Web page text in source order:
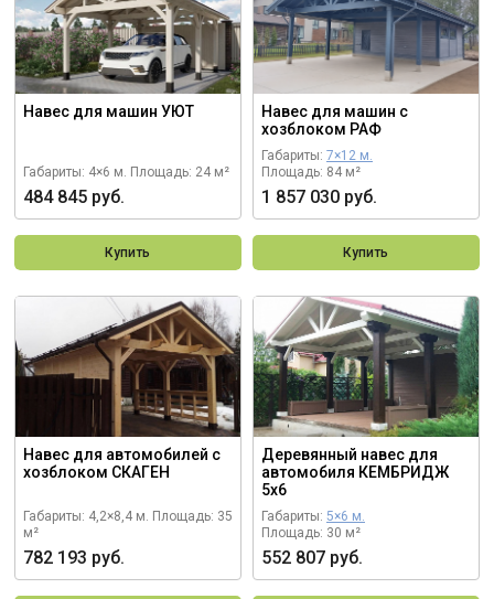
Навес для машин УЮТ
Габариты: 4×6 м. Площадь: 24 м²
484 845 руб.
Купить
Навес для машин с
хозблоком РАФ
Габариты: 7×12 м.
Площадь: 84 м²
1 857 030 руб.
Купить
Навес для автомобилей с
хозблоком СКАГЕН
Габариты: 4,2×8,4 м. Площадь: 35
м²
782 193 руб.
Деревянный навес для
автомобиля КЕМБРИДЖ
5х6
Габариты: 5×6 м.
Площадь: 30 м²
552 807 руб.